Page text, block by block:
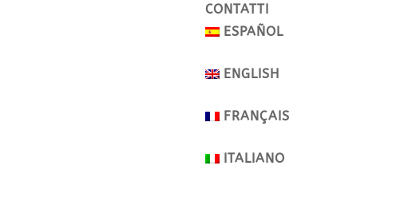
CONTATTI
ESPAÑOL
ENGLISH
FRANÇAIS
ITALIANO